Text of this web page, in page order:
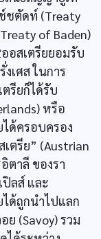
ชตัดท์ (Treaty
of Baden)
สเตรียยอมรับ
เศส ในการ
รียก็ได้รับ
หรือ
ด้ครอบครอง
ตรีย” (Austrian
ตาลี ของรา
ปิลส์ และ
ด้ถูกนำไปแลก
(Savoy) รวม